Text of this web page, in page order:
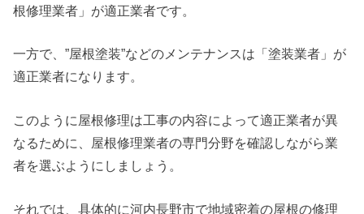
根修理業者」が適正業者です。
一方で、”屋根塗装”などのメンテナンスは「塗装業者」が
適正業者になります。
このように屋根修理は工事の内容によって適正業者が異
なるために、屋根修理業者の専門分野を確認しながら業
者を選ぶようにしましょう。
それでは、具体的に河内長野市で地域密着の屋根の修理